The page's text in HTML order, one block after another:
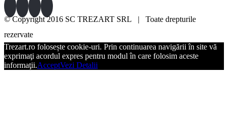
© Copyright 2016 SC TREZART SRL | Toate drepturile
rezervate
Trezart.ro folosește cookie-uri. Prin continuarea navigării în site vă
exprimaţi acordul expres pentru modul în care folosim aceste
informaţii.AcceptVezi Detalii